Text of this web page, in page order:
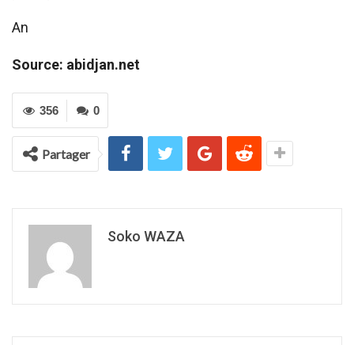
An
Source: abidjan.net
0
356
Partager
Soko WAZA